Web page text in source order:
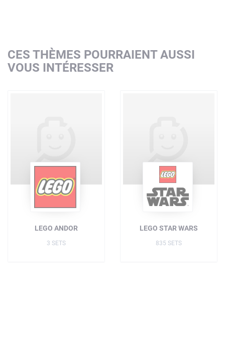
CES THÈMES POURRAIENT AUSSI
VOUS INTÉRESSER
LEGO ANDOR
3 SETS
LEGO STAR WARS
835 SETS